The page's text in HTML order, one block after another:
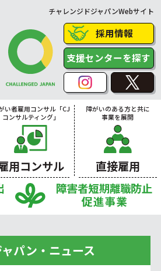
チャレンジドジャパンWebサイト
採用情報
支援センターを探す
い者雇用コンサル「CJ
コンサルティング」
用コンサル
障がいのある方と共に
事業を展開
直接雇用
パン・ニュース